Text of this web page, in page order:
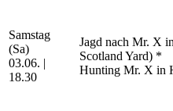
Samstag
(Sa)
03.06. |
18.30
Jagd nach Mr. X
Scotland Yard) *
Hunting Mr. X in